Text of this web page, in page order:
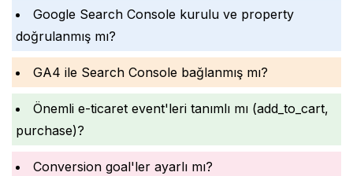
Google Search Console kurulu ve property
doğrulanmış mı?
GA4 ile Search Console bağlanmış mı?
Önemli e-ticaret event'leri tanımlı mı (add_to_cart,
purchase)?
Conversion goal'ler ayarlı mı?